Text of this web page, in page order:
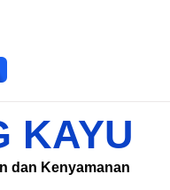
KAYU
dan Kenyamanan